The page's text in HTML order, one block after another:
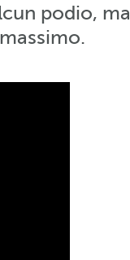
podio, ma